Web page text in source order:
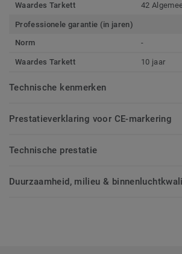
Waardes Tarkett 42
Professionele garantie (in jaren)
Norm
-
Waardes Tarkett 10 jaar
Technische kenmerken
Prestatieverklaring voor CE-markering
Technische prestatie
Duurzaamheid, milieu &